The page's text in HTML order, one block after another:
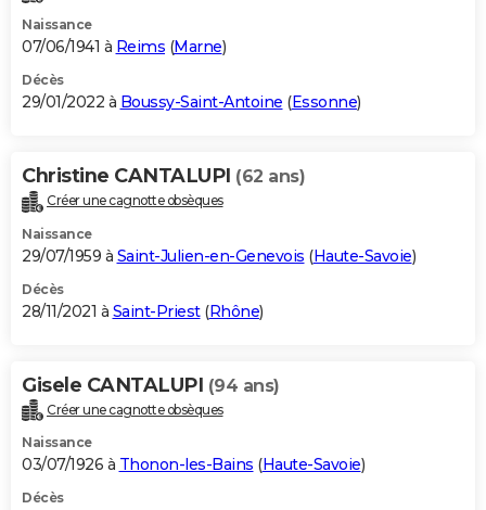
Naissance
07/06/1941 à Reims (Marne)
Décès
29/01/2022 à Boussy-Saint-Antoine (Essonne)
Christine CANTALUPI (62 ans)
Créer une cagnotte obsèques
Naissance
29/07/1959 à Saint-Julien-en-Genevois (Haute-Savoie)
Décès
28/11/2021 à Saint-Priest(Rhône)
Gisele CANTALUPI (94 ans)
Créer une cagnotte obsèques
Naissance
03/07/1926 à Thonon-les-Bains (Haute-Savoie)
Décès